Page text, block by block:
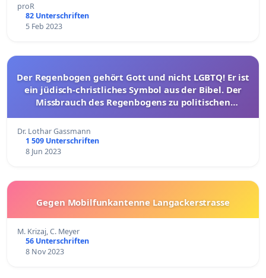
proR
82 Unterschriften
5 Feb 2023
Der Regenbogen gehört Gott und nicht LGBTQ! Er ist
ein jüdisch-christliches Symbol aus der Bibel. Der
Missbrauch des Regenbogens zu politischen
Dr. Lothar Gassmann
1 509 Unterschriften
8 Jun 2023
Gegen Mobilfunkantenne Langackerstrasse
M. Krizaj, C. Meyer
56 Unterschriften
8 Nov 2023